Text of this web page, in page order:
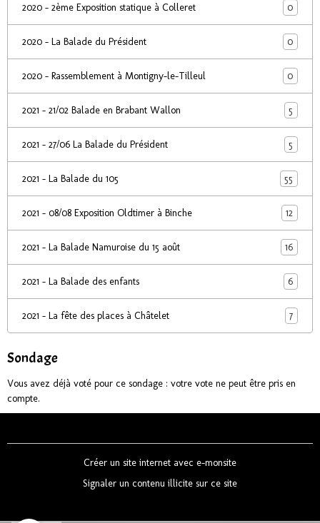
2020 - 2ème Exposition statique à Colleret 0
2020 - La Balade du Président 0
2020 - Rassemblement à Montigny-le-Tilleul 0
2021 - 21/02 Balade en Brabant Wallon 5
2021 - 27/06 La Balade du Président 5
2021 - La Balade du 105 55
2021 - 08/08 Exposition Oldtimer à Binche 12
2021 - La Balade Namuroise du 15 août 16
2021 - La Balade des enfants 6
2021 - La fête des places à Châtelet 7
Sondage
Vous avez déjà voté pour ce sondage : votre vote ne peut être pris en
compte.
Créer un site internet avec e-monsite
Signaler un contenu illicite sur ce site